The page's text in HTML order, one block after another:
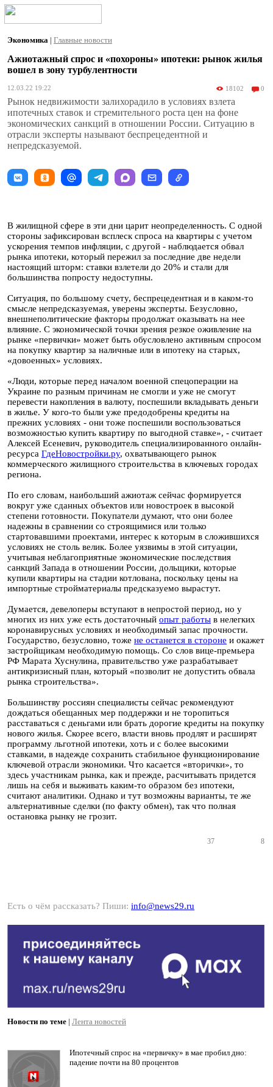
Экономика | Главные новости
Ажиотажный спрос и «похороны» ипотеки: рынок жилья
вошел в зону турбулентности
12.03.22 19:22 18102 0
Рынок недвижимости залихорадило в условиях взлета
ипотечных ставок и стремительного роста цен на фоне
экономических санкций в отношении России. Ситуацию в
отрасли эксперты называют беспрецедентной и
непредсказуемой.
В жилищной сфере в эти дни царит неопределенность. С одной
стороны зафиксирован всплеск спроса на квартиры с учетом
ускорения темпов инфляции, с другой - наблюдается обвал
рынка ипотеки, который пережил за последние две недели
настоящий шторм: ставки взлетели до 20% и стали для
большинства попросту недоступны.
Ситуация, по большому счету, беспрецедентная и в каком-то
смысле непредсказуемая, уверены эксперты. Безусловно,
внешнеполитические факторы продолжат оказывать на нее
влияние. С экономической точки зрения резкое оживление на
рынке «первички» может быть обусловлено активным спросом
на покупку квартир за наличные или в ипотеку на старых,
«довоенных» условиях.
«Люди, которые перед началом военной спецоперации на
Украине по разным причинам не смогли и уже не смогут
перевести накопления в валюту, поспешили вкладывать деньги
в жилье. У кого-то были уже предодобрены кредиты на
прежних условиях - они тоже поспешили воспользоваться
возможностью купить квартиру по выгодной ставке», - считает
Алексей Есеневич, руководитель специализированного онлайн-
ресурса ГдеНовостройки.ру, охватывающего рынок
коммерческого жилищного строительства в ключевых городах
региона.
По его словам, наибольший ажиотаж сейчас формируется
вокруг уже сданных объектов или новостроек в высокой
степени готовности. Покупатели думают, что они более
надежны в сравнении со строящимися или только
стартовавшими проектами, интерес к которым в сложившихся
условиях не столь велик. Более уязвимы в этой ситуации,
учитывая неблагоприятные экономические последствия
санкций Запада в отношении России, дольщики, которые
купили квартиры на стадии котлована, поскольку цены на
импортные стройматериалы предсказуемо вырастут.
Думается, девелоперы вступают в непростой период, но у
многих из них уже есть достаточный опыт работы в нелегких
коронавирусных условиях и необходимый запас прочности.
Государство, безусловно, тоже не останется в стороне и окажет
застройщикам необходимую помощь. Со слов вице-премьера
РФ Марата Хуснулина, правительство уже разрабатывает
антикризисный план, который «позволит не допустить обвала
рынка строительства».
Большинству россиян специалисты сейчас рекомендуют
дождаться обещанных мер поддержки и не торопиться
расставаться с деньгами или брать дорогие кредиты на покупку
нового жилья. Скорее всего, власти вновь продлят и расширят
программу льготной ипотеки, хоть и с более высокими
ставками, в надежде сохранить стабильное функционирование
ключевой отрасли экономики. Что касается «вторички», то
здесь участникам рынка, как и прежде, расчитывать придется
лишь на себя и выживать каким-то образом без ипотеки,
считают аналитики. Однако и тут возможны варианты, те же
альтернативные сделки (по факту обмен), так что полная
остановка рынку не грозит.
37 8
Есть о чём рассказать? Пиши: info@news29.ru
Новости по теме | Лента новостей
Ипотечный спрос на «первичку» в мае пробил дно:
падение почти на 80 процентов